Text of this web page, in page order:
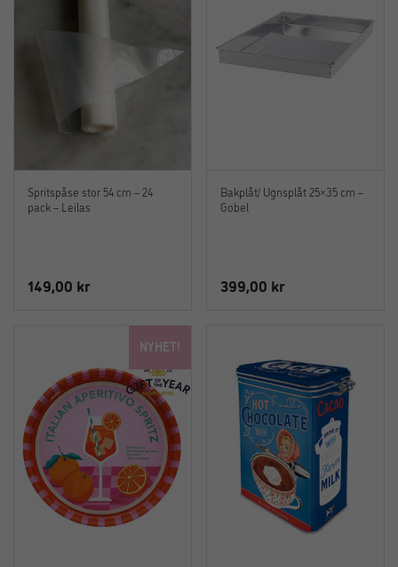
Spritspåse stor 54 cm – 24
pack – Leilas
149,00 kr
Bakplåt/ Ugnsplåt 25×35 cm –
Gobel
399,00 kr
NYHET!